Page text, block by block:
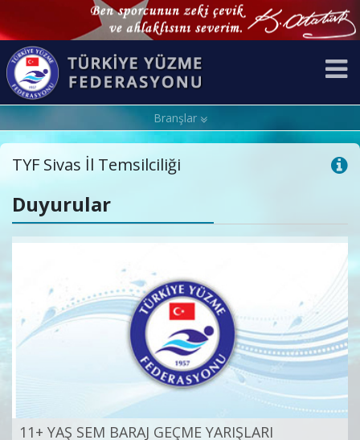
Branşlar
TYF Sivas İl Temsilciliği
Duyurular
11+ YAŞ SEM BARAJ GEÇME YARIŞLARI